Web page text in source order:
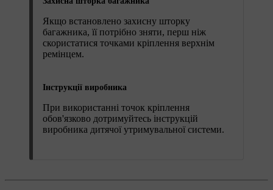
Якщо встановлено захисну шторку
багажника, її потрібно зняти, перш ніж
скористатися точками кріплення верхнім
ремінцем.
Інструкції виробника
При використанні точок кріплення
обов'язково дотримуйтесь інструкцій
виробника дитячої утримувальної системи.